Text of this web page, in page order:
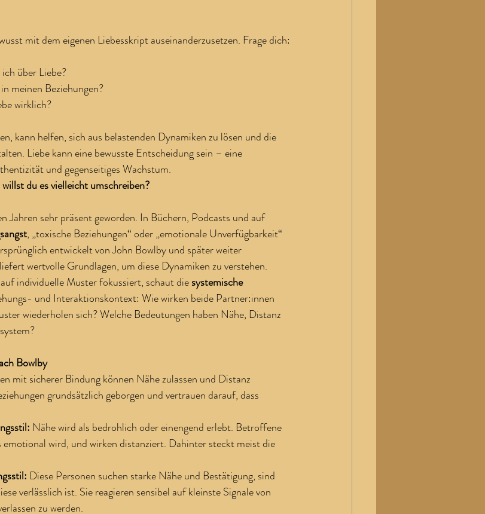
mit dem eigenen Liebesskript auseinanderzusetzen. Frage dich:
über Liebe?
meinen Beziehungen?
wirklich?
kann helfen, sich aus belastenden Dynamiken zu lösen und die
Liebe kann eine bewusste Entscheidung sein – eine
und gegenseitiges Wachstum.
du es vielleicht umschreiben?
Jahren sehr präsent geworden. In Büchern, Podcasts und auf
, „toxische Beziehungen“ oder „emotionale Unverfügbarkeit“
entwickelt von John Bowlby und später weiter
wertvolle Grundlagen, um diese Dynamiken zu verstehen.
individuelle Muster fokussiert, schaut die systemische
und Interaktionskontext: Wie wirken beide Partner:innen
wiederholen sich? Welche Bedeutungen haben Nähe, Distanz
Bowlby
mit sicherer Bindung können Nähe zulassen und Distanz
grundsätzlich geborgen und vertrauen darauf, dass
Nähe wird als bedrohlich oder einengend erlebt. Betroffene
emotional wird, und wirken distanziert. Dahinter steckt meist die
Diese Personen suchen starke Nähe und Bestätigung, sind
verlässlich ist. Sie reagieren sensibel auf kleinste Signale von
zu werden.